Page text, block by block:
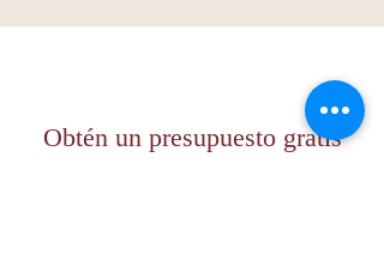
Obtén un presupuesto gratis